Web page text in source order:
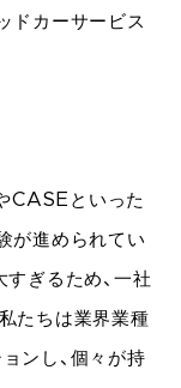
ドカーサービス
CASEといった
が進められてい
すぎるため、一社
たちは業界業種
ンし、個々が持